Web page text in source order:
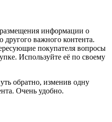
информации о
другого важного контента.
покупателя вопросы
Используйте её по своему
обратно, изменив одну
Очень удобно.